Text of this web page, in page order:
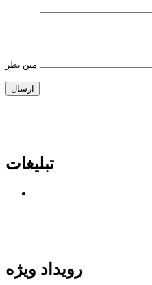
متن نظر
تبلیغات
رویداد ویژه